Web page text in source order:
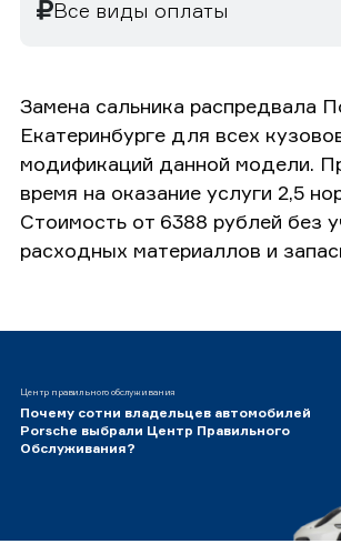
Все виды оплаты
Замена сальника распредвала
Екатеринбурге для всех
модификаций данной модели.
время на оказание услуги 2,5
Стоимость от 6388 рублей без
расходных материаллов и
Центр правильного обслуживания
Почему сотни владельцев автомобилей
Porsche выбрали Центр Правильного
Обслуживания?